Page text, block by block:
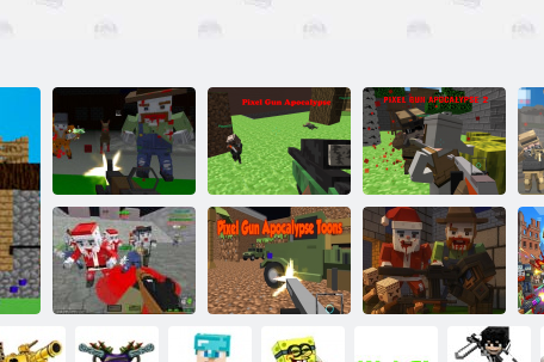
Pixel Gun
Apocalypse 6
Pikseļu pistoles
apokalipse
Pixel Gun
Apocalypse 2